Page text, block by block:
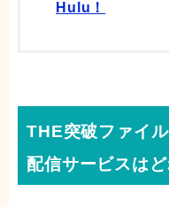
Hulu！
THE突破ファイ
配信サービスはど